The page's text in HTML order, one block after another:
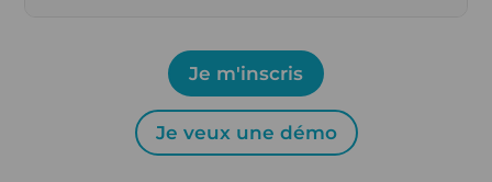
Je m'inscris
Je veux une démo